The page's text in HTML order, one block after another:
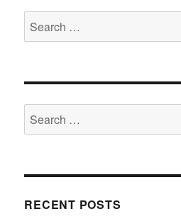
Search
for:
Search
for:
RECENT POSTS